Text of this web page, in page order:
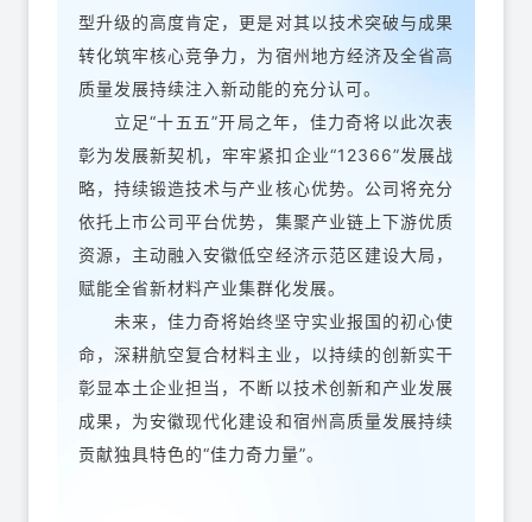
型升级的高度肯定，更是对其以技术突破与成果
转化筑牢核心竞争力，为宿州地方经济及全省高
质量发展持续注入新动能的充分认可。
立足“十五五”开局之年，佳力奇将以此次表
彰为发展新契机，牢牢紧扣企业“12366”发展战
略，持续锻造技术与产业核心优势。公司将充分
依托上市公司平台优势，集聚产业链上下游优质
资源，主动融入安徽低空经济示范区建设大局，
赋能全省新材料产业集群化发展。
未来，佳力奇将始终坚守实业报国的初心使
命，深耕航空复合材料主业，以持续的创新实干
彰显本土企业担当，不断以技术创新和产业发展
成果，为安徽现代化建设和宿州高质量发展持续
贡献独具特色的“佳力奇力量”。